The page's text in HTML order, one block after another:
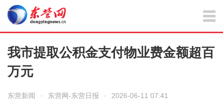
我市提取公积金支付物业费金额超百
万元
东营新闻 · 东营网-东营日报 · 2026-06-11 07:41